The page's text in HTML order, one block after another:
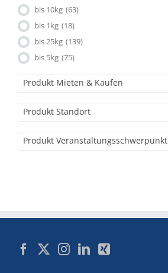
bis 10kg (63)
bis 1kg (18)
bis 25kg (139)
bis 5kg (75)
Produkt Mieten & Kaufen
Produkt Standort
Produkt Veranstaltungsschwerpunkt